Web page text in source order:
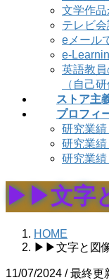
文学作
テレビ
eメール
e-
英語教
（自己研
ストア主
プロフィ
研究業績
研究業績
研究業
▶▶文字
HOME
▶▶文字と図
11/07/2024 / 最終更